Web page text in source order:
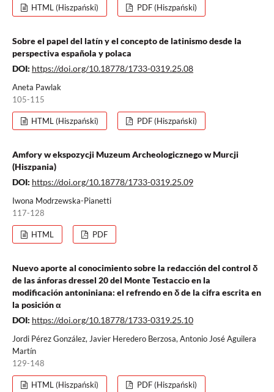
HTML (Hiszpański) PDF (Hiszpański)
Sobre el papel del latín y el concepto de latinismo desde la
perspectiva española y polaca
DOI: https://doi.org/10.18778/1733-0319.25.08
Aneta Pawlak
105-115
HTML (Hiszpański) PDF (Hiszpański)
Amfory w ekspozycji Muzeum Archeologicznego w Murcji
(Hiszpania)
DOI: https://doi.org/10.18778/1733-0319.25.09
Iwona Modrzewska-Pianetti
117-128
HTML PDF
Nuevo aporte al conocimiento sobre la redacción del control δ
de las ánforas dressel 20 del Monte Testaccio en la
modificación antoniniana: el refrendo en δ de la cifra escrita en
la posición α
DOI: https://doi.org/10.18778/1733-0319.25.10
Jordi Pérez González, Javier Heredero Berzosa, Antonio José Aguilera
Martín
129-148
HTML (Hiszpański) PDF (Hiszpański)